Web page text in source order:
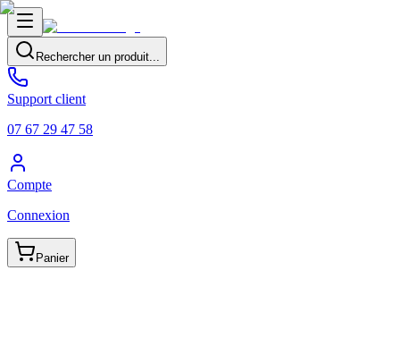
Rechercher un produit...
Support client
07 67 29 47 58
Compte
Connexion
Panier